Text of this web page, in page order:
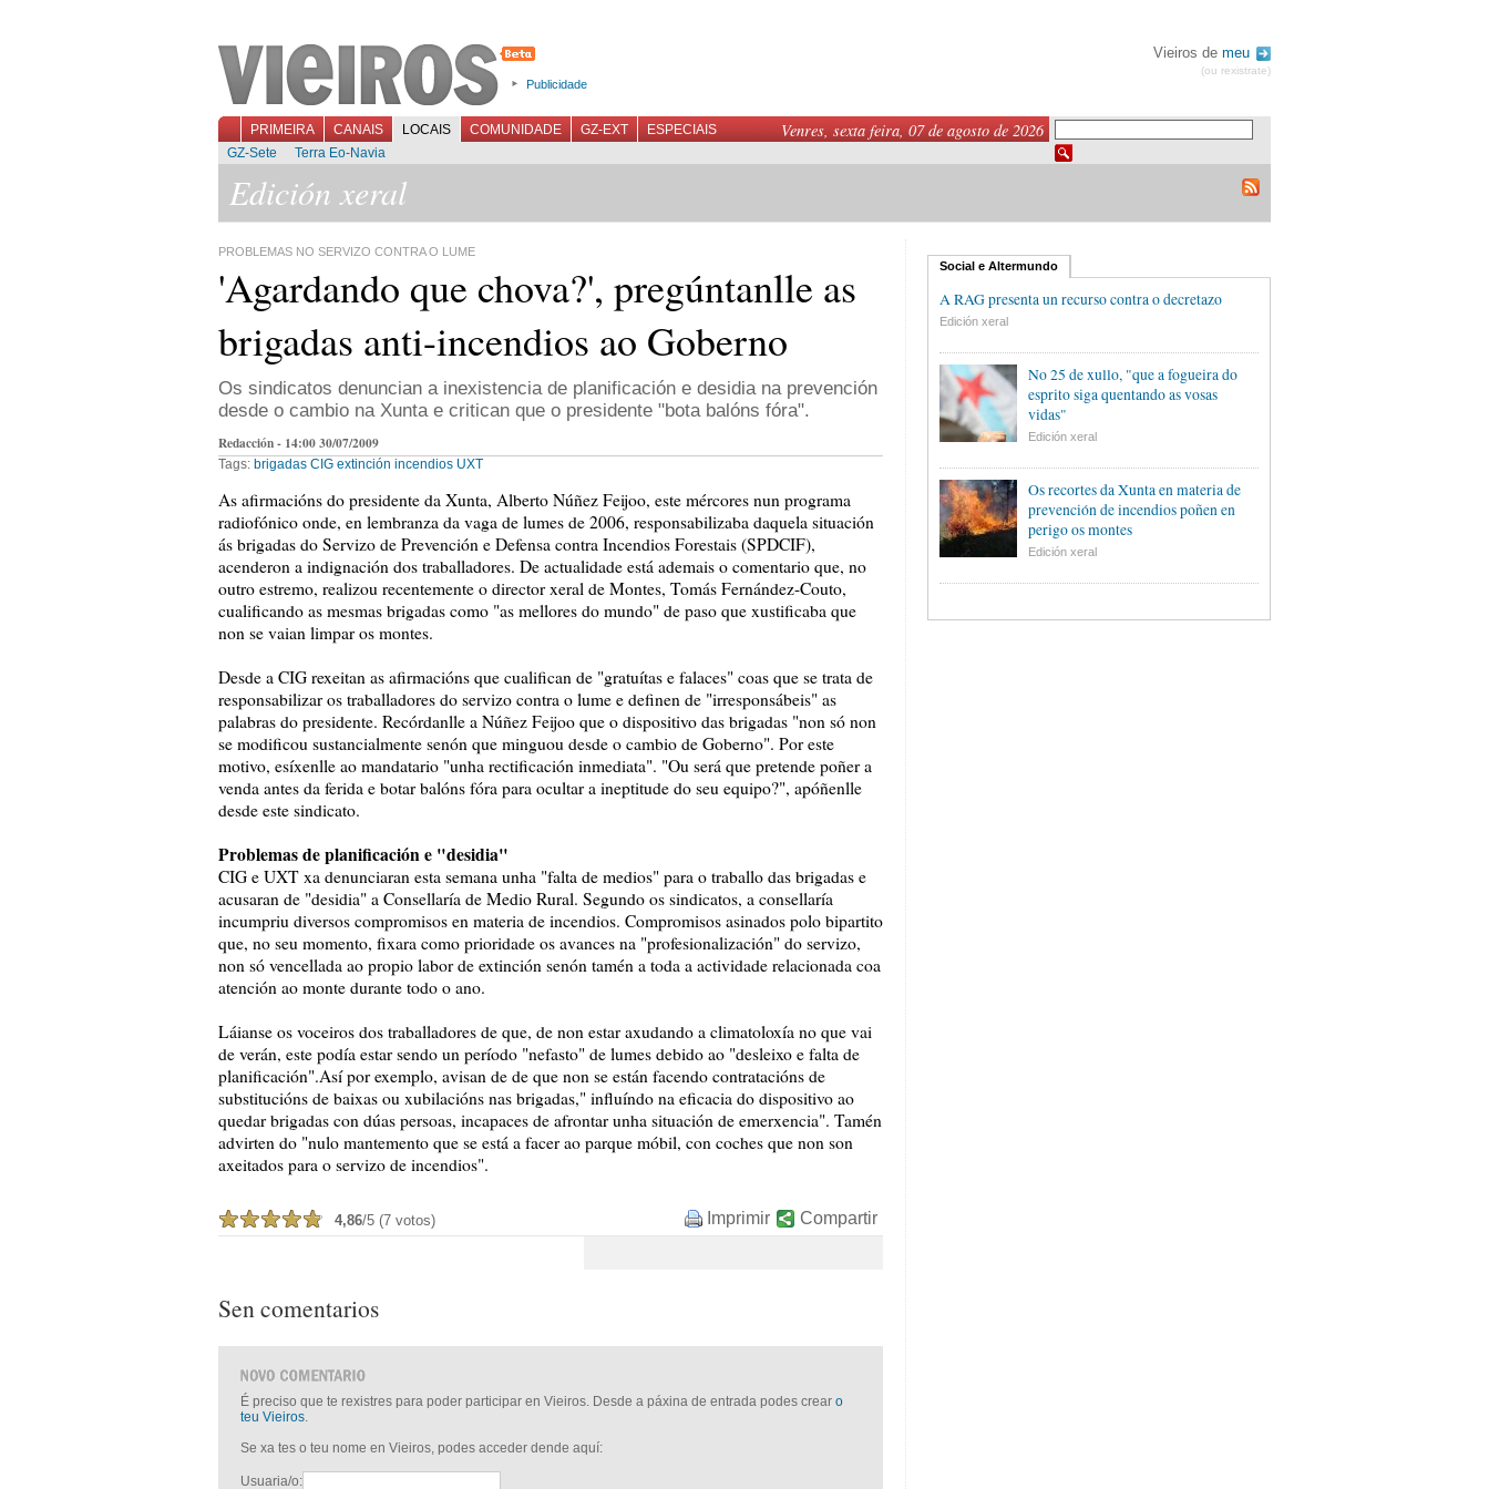
Publicidade
Vieiros de meu
(ou rexistrate)
Venres, sexta feira, 07 de agosto de 2026
PRIMEIRA CANAIS LOCAIS COMUNIDADE GZ-EXT
ESPECIAIS
GZ-Sete
Terra Eo-Navia
Edición xeral
PROBLEMAS NO SERVIZO CONTRA O LUME
'Agardando que chova?', pregúntanlle as
brigadas anti-incendios ao Goberno
Os sindicatos denuncian a inexistencia de planificación e desidia na prevención
desde o cambio na Xunta e critican que o presidente "bota balóns fóra".
Redacción - 14:00 30/07/2009
Tags: brigadas CIG extinción incendios UXT
As afirmacións do presidente da Xunta, Alberto Núñez Feijoo, este mércores nun programa
radiofónico onde, en lembranza da vaga de lumes de 2006, responsabilizaba daquela situación
ás brigadas do Servizo de Prevención e Defensa contra Incendios Forestais (SPDCIF),
acenderon a indignación dos traballadores. De actualidade está ademais o comentario que, no
outro estremo, realizou recentemente o director xeral de Montes, Tomás Fernández-Couto,
cualificando as mesmas brigadas como "as mellores do mundo" de paso que xustificaba que
non se vaian limpar os montes.
Desde a CIG rexeitan as afirmacións que cualifican de "gratuítas e falaces" coas que se trata de
responsabilizar os traballadores do servizo contra o lume e definen de "irresponsábeis" as
palabras do presidente. Recórdanlle a Núñez Feijoo que o dispositivo das brigadas "non só non
se modificou sustancialmente senón que minguou desde o cambio de Goberno". Por este
motivo, esíxenlle ao mandatario "unha rectificación inmediata". "Ou será que pretende poñer a
venda antes da ferida e botar balóns fóra para ocultar a ineptitude do seu equipo?", apóñenlle
desde este sindicato.
Problemas de planificación e "desidia"
CIG e UXT xa denunciaran esta semana unha "falta de medios" para o traballo das brigadas e
acusaran de "desidia" a Consellaría de Medio Rural. Segundo os sindicatos, a consellaría
incumpriu diversos compromisos en materia de incendios. Compromisos asinados polo bipartito
que, no seu momento, fixara como prioridade os avances na "profesionalización" do servizo,
non só vencellada ao propio labor de extinción senón tamén a toda a actividade relacionada coa
atención ao monte durante todo o ano.
Láianse os voceiros dos traballadores de que, de non estar axudando a climatoloxía no que vai
de verán, este podía estar sendo un período "nefasto" de lumes debido ao "desleixo e falta de
planificación".Así por exemplo, avisan de de que non se están facendo contratacións de
substitucións de baixas ou xubilacións nas brigadas," influíndo na eficacia do dispositivo ao
quedar brigadas con dúas persoas, incapaces de afrontar unha situación de emerxencia". Tamén
advirten do "nulo mantemento que se está a facer ao parque móbil, con coches que non son
axeitados para o servizo de incendios".
4,86/5 (7 votos) Compartir
Imprimir
Sen comentarios
É preciso que te rexistres para poder participar en Vieiros. Desde a páxina de entrada podes crear o
teu Vieiros.
Se xa tes o teu nome en Vieiros, podes acceder dende aquí:
Usuaria/o:
Social e Altermundo
A RAG presenta un recurso contra o decretazo
Edición xeral
No 25 de xullo, "que a fogueira do
esprito siga quentando as vosas
vidas"
Edición xeral
Os recortes da Xunta en materia de
prevención de incendios poñen en
perigo os montes
Edición xeral